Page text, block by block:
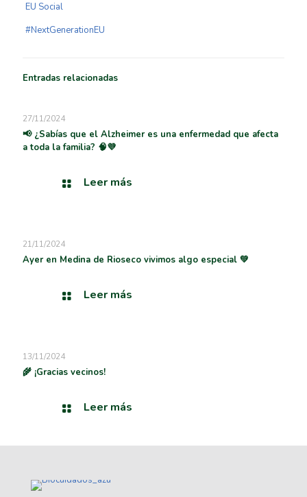
EU Social
#NextGenerationEU
Entradas relacionadas
27/11/2024
📢 ¿Sabías que el Alzheimer es una enfermedad que afecta
a toda la familia? 🧠💜
Leer más
21/11/2024
Ayer en Medina de Rioseco vivimos algo especial 💚
Leer más
13/11/2024
🌾 ¡Gracias vecinos!
Leer más